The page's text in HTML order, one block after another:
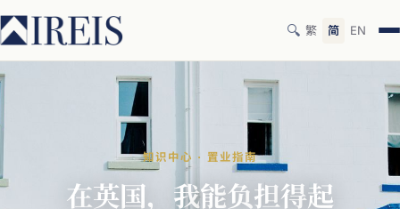
🔍 繁 简 EN
知识中心 · 置业指南
在英国， 我能负担得起